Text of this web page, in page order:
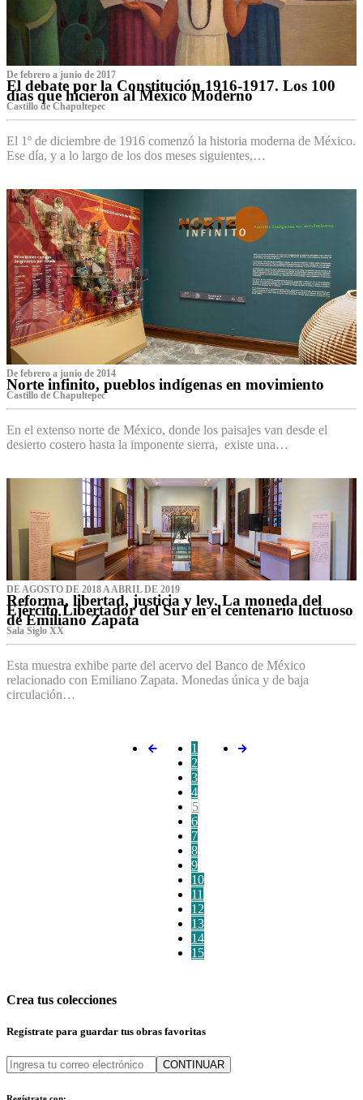
De febrero a junio de 2017
El debate por la Constitución 1916-1917. Los 100
días que hicieron al México Moderno
Castillo de Chapultepec
El 1º de diciembre de 1916 comenzó la historia moderna de México.
Ese día, y a lo largo de los dos meses siguientes,…
De febrero a junio de 2014
Norte infinito, pueblos indígenas en movimiento
Castillo de Chapultepec
En el extenso norte de México, donde los paisajes van desde el
desierto costero hasta la imponente sierra, existe una…
DE AGOSTO DE 2018 A ABRIL DE 2019
Reforma, libertad, justicia y ley. La moneda del
Ejército Libertador del Sur en el centenario luctuoso
de Emiliano Zapata
Sala Siglo XX
Esta muestra exhibe parte del acervo del Banco de México
relacionado con Emiliano Zapata. Monedas única y de baja
circulación…
1
2
3
4
5
6
7
8
9
10
11
12
13
14
15
Crea tus colecciones
Regístrate para guardar tus obras favoritas
CONTINUAR